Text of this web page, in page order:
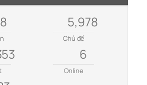
5,978
Chủ đề
6
Online